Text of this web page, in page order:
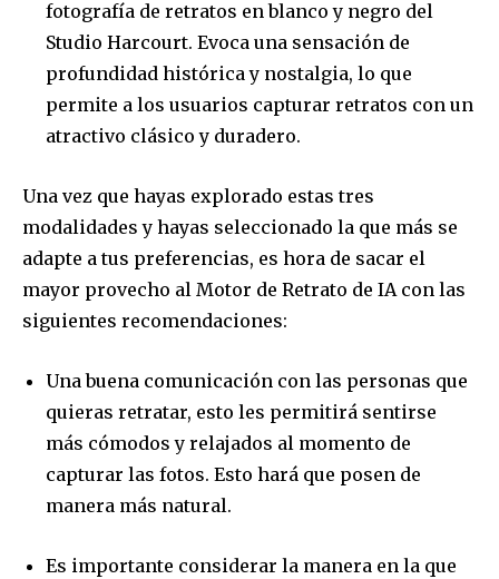
Join our community of
SUBSCRIBERS and be part of the
conversation.
To subscribe, simply enter your email address on our website
or click the subscribe button below. Don't worry, we respect
your privacy and won't spam your inbox. Your information is
safe with us.
SUBSCRIBE
fotografía de retratos en blanco y negro del
Studio Harcourt. Evoca una sensación de
profundidad histórica y nostalgia, lo que
permite a los usuarios capturar retratos con un
atractivo clásico y duradero.
Una vez que hayas explorado estas tres
modalidades y hayas seleccionado la que más se
adapte a tus preferencias, es hora de sacar el
mayor provecho al Motor de Retrato de IA con las
siguientes recomendaciones:
Una buena comunicación con las personas que
quieras retratar, esto les permitirá sentirse
más cómodos y relajados al momento de
capturar las fotos. Esto hará que posen de
manera más natural.
Es importante considerar la manera en la que